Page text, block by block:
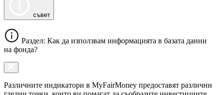
съвет
Раздел: Как да използвам информацията в базата данни
на фонда?
Различните индикатори в MyFairMoney предоставят различни